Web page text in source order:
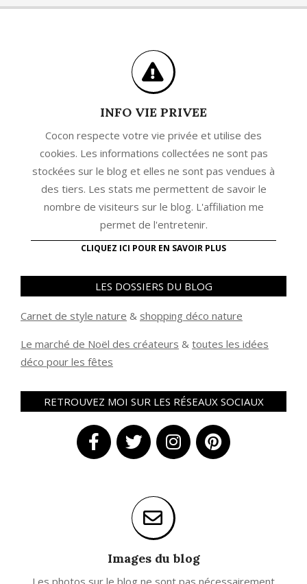
INFO VIE PRIVEE
Cocon respecte votre vie privée et utilise des
cookies. Les informations collectées ne sont pas
stockées sur le blog et elles ne sont pas vendues à
des tiers. Les stats me permettent de savoir le
nombre de visiteurs sur le blog. L'affiliation me
permet de l'entretenir.
CLIQUEZ ICI POUR EN SAVOIR PLUS
LES DOSSIERS DU BLOG
Carnet de style nature & shopping déco nature
Le marché de Noël des créateurs & toutes les idées
déco pour les fêtes
RETROUVEZ MOI SUR LES RÉSEAUX SOCIAUX
Images du blog
Les photos sur le blog ne sont pas nécessairement